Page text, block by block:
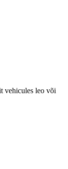
vehicules leo või